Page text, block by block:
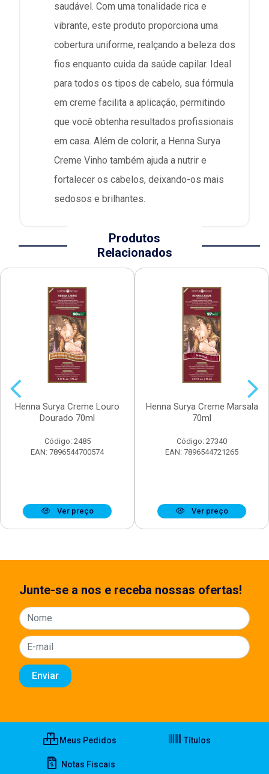
saudável. Com uma tonalidade rica e
vibrante, este produto proporciona uma
cobertura uniforme, realçando a beleza dos
fios enquanto cuida da saúde capilar. Ideal
para todos os tipos de cabelo, sua fórmula
em creme facilita a aplicação, permitindo
que você obtenha resultados profissionais
em casa. Além de colorir, a Henna Surya
Creme Vinho também ajuda a nutrir e
fortalecer os cabelos, deixando-os mais
sedosos e brilhantes.
Produtos
Relacionados
Henna Surya Creme Louro
Dourado 70ml
Código: 2485
EAN: 7896544700574
Ver preço
Henna Surya Creme Marsala
70ml
Código: 27340
EAN: 7896544721265
Ver preço
Junte-se a nos e receba nossas ofertas!
Meus Pedidos Títulos
Notas Fiscais